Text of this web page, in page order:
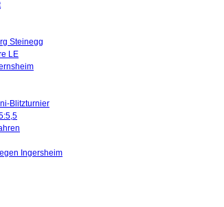
Steinegg
LE
Blitzturnier
Ingersheim